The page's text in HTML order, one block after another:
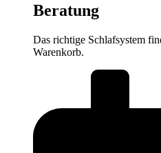
Beratung
Das richtige Schlafsystem
Warenkorb.